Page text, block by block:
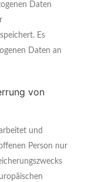
Daten
Es
Daten an
von
und
Person nur